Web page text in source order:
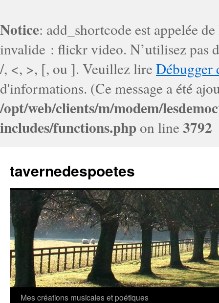
Notice: add_shortcode est appelée
invalide : flickr video. N’utilisez pas
/, <, >, [, ou ]. Veuillez lireDébugger
d'informations. (Ce message a été
/opt/web/clients/m/modem/
includes/functions.php on line3792
tavernedespoetes
Aller
Mes créations musicales et poétiques